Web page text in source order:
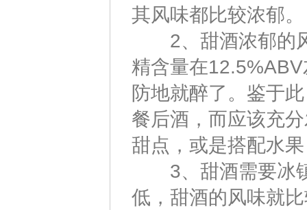
其风味都比较浓郁。
2、甜酒浓郁的风
精含量在
防地就醉了。鉴于
餐后酒，而应该充
甜点，或是搭配水
3、甜酒需要冰镇
低，甜酒的风味就